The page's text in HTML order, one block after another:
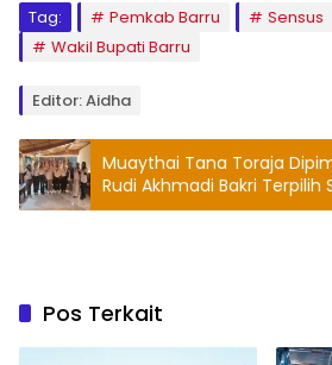
Tag: Pemkab Barru
Sensus
Wakil Bupati Barru
Editor: Aidha
Muaythai Tana Toraja
Rudi Akhmadi Bakri Terpilih
Pos Terkait